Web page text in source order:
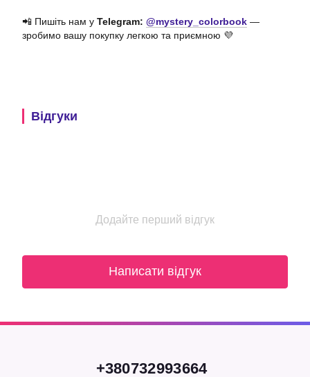
📲 Пишіть нам у Telegram: @mystery_colorbook —
зробимо вашу покупку легкою та приємною 💜
Відгуки
Додайте перший відгук
Написати відгук
+380732993664